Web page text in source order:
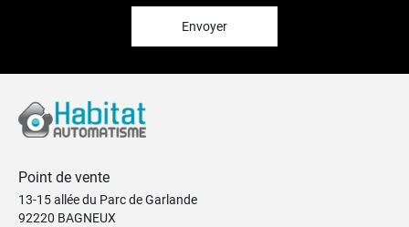
Envoyer
Point de vente
13-15 allée du Parc de Garlande
92220 BAGNEUX